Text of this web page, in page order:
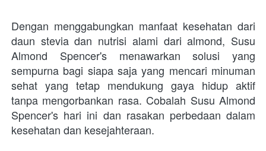
Dengan menggabungkan manfaat kesehatan dari
daun stevia dan nutrisi alami dari almond, Susu
Almond Spencer's menawarkan solusi yang
sempurna bagi siapa saja yang mencari minuman
sehat yang tetap mendukung gaya hidup aktif
tanpa mengorbankan rasa. Cobalah Susu Almond
Spencer's hari ini dan rasakan perbedaan dalam
kesehatan dan kesejahteraan.